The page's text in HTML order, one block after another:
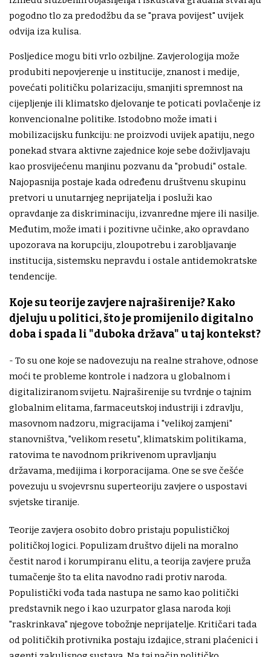
pogodno tlo za predodžbu da se "prava povijest" uvijek
odvija iza kulisa.
Posljedice mogu biti vrlo ozbiljne. Zavjerologija može
produbiti nepovjerenje u institucije, znanost i medije,
povećati političku polarizaciju, smanjiti spremnost na
cijepljenje ili klimatsko djelovanje te poticati povlačenje iz
konvencionalne politike. Istodobno može imati i
mobilizacijsku funkciju: ne proizvodi uvijek apatiju, nego
ponekad stvara aktivne zajednice koje sebe doživljavaju
kao prosvijećenu manjinu pozvanu da "probudi" ostale.
Najopasnija postaje kada određenu društvenu skupinu
pretvori u unutarnjeg neprijatelja i posluži kao
opravdanje za diskriminaciju, izvanredne mjere ili nasilje.
Međutim, može imati i pozitivne učinke, ako opravdano
upozorava na korupciju, zloupotrebu i zarobljavanje
institucija, sistemsku nepravdu i ostale antidemokratske
tendencije.
Koje su teorije zavjere najraširenije? Kako
djeluju u politici, što je promijenilo digitalno
doba i spada li "duboka država" u taj kontekst?
- To su one koje se nadovezuju na realne strahove, odnose
moći te probleme kontrole i nadzora u globalnom i
digitaliziranom svijetu. Najraširenije su tvrdnje o tajnim
globalnim elitama, farmaceutskoj industriji i zdravlju,
masovnom nadzoru, migracijama i "velikoj zamjeni"
stanovništva, "velikom resetu", klimatskim politikama,
ratovima te navodnom prikrivenom upravljanju
državama, medijima i korporacijama. One se sve češće
povezuju u svojevrsnu superteoriju zavjere o uspostavi
svjetske tiranije.
Teorije zavjera osobito dobro pristaju populističkoj
političkoj logici. Populizam društvo dijeli na moralno
čestit narod i korumpiranu elitu, a teorija zavjere pruža
tumačenje što ta elita navodno radi protiv naroda.
Populistički vođa tada nastupa ne samo kao politički
predstavnik nego i kao uzurpator glasa naroda koji
"raskrinkava" njegove tobožnje neprijatelje. Kritičari tada
od političkih protivnika postaju izdajice, strani plaćenici i